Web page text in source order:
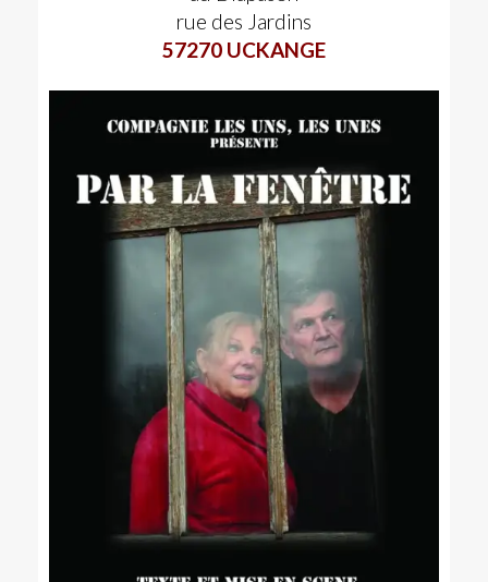
rue des Jardins
57270 UCKANGE